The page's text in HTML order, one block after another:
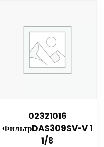
023Z1016
ФильтрDAS309SV-V 1
1/8